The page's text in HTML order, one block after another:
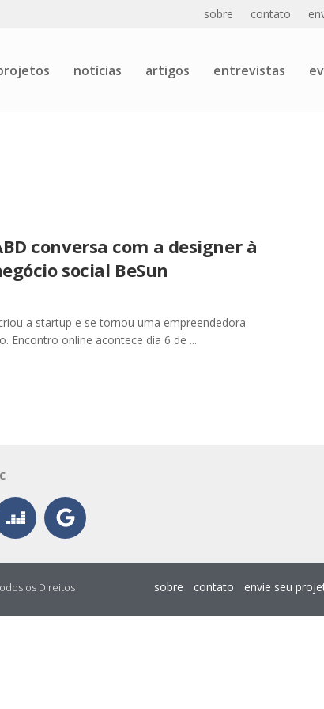
sobre contato
notícias artigos entrevistas
conversa com a designer à
social BeSun
a startup e se tornou uma empreendedora
Encontro online acontece dia 6 de ...
os Direitos
sobre contato envie seu